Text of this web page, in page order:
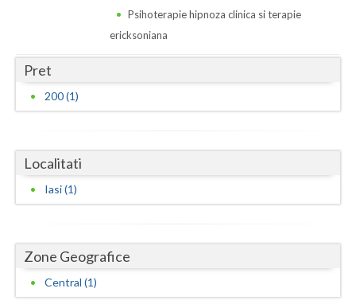
Dolj
Galati
Gorj
Harghita
Ialomita
Iasi
Psihoterapie hipnoza clinica si terapie
ericksoniana
Pret
200 (1)
Localitati
Iasi (1)
Zone Geografice
Central (1)